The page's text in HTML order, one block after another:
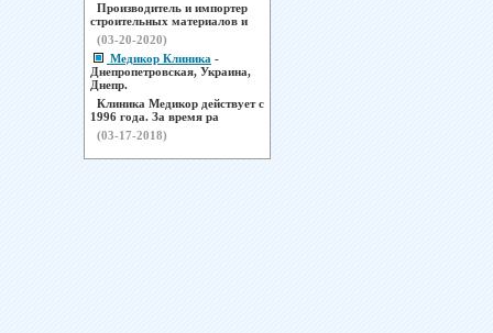
Производитель и импортер
строительных материалов и
(03-20-2020)
Медикор Клиника -
Днепропетровская, Украина,
Днепр.
Клиника Медикор действует с
1996 года. За время ра
(03-17-2018)